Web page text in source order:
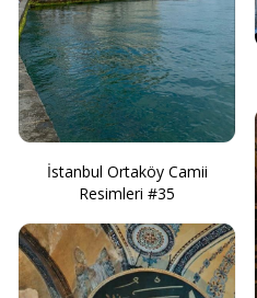
İstanbul Ortaköy Camii
Resimleri #35